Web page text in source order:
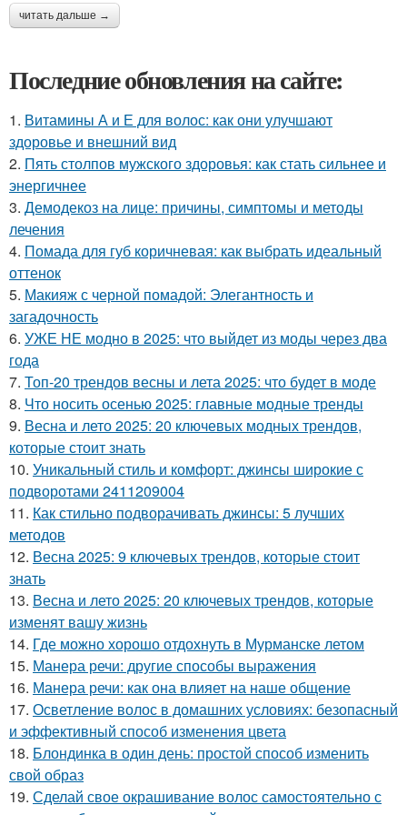
читать дальше →
Последние обновления на сайте:
1. Витамины А и Е для волос: как они улучшают
здоровье и внешний вид
2. Пять столпов мужского здоровья: как стать сильнее и
энергичнее
3. Демодекоз на лице: причины, симптомы и методы
лечения
4. Помада для губ коричневая: как выбрать идеальный
оттенок
5. Макияж с черной помадой: Элегантность и
загадочность
6. УЖЕ НЕ модно в 2025: что выйдет из моды через два
года
7. Топ-20 трендов весны и лета 2025: что будет в моде
8. Что носить осенью 2025: главные модные тренды
9. Весна и лето 2025: 20 ключевых модных трендов,
которые стоит знать
10. Уникальный стиль и комфорт: джинсы широкие с
подворотами 2411209004
11. Как стильно подворачивать джинсы: 5 лучших
методов
12. Весна 2025: 9 ключевых трендов, которые стоит
знать
13. Весна и лето 2025: 20 ключевых трендов, которые
изменят вашу жизнь
14. Где можно хорошо отдохнуть в Мурманске летом
15. Манера речи: другие способы выражения
16. Манера речи: как она влияет на наше общение
17. Осветление волос в домашних условиях: безопасный
и эффективный способ изменения цвета
18. Блондинка в один день: простой способ изменить
свой образ
19. Сделай свое окрашивание волос самостоятельно с